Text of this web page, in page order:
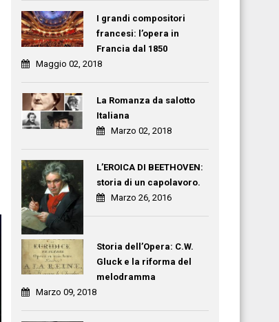
I grandi compositori
francesi: l’opera in
Francia dal 1850
Maggio 02, 2018
La Romanza da salotto
Italiana
Marzo 02, 2018
L’EROICA DI BEETHOVEN:
storia di un capolavoro.
Marzo 26, 2016
Storia dell’Opera: C.W.
Gluck e la riforma del
melodramma
Marzo 09, 2018